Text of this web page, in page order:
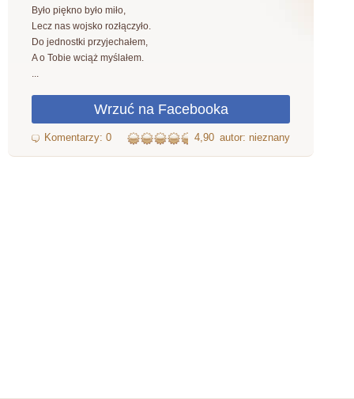
Było piękno było miło,
Lecz nas wojsko rozłączyło.
Do jednostki przyjechałem,
A o Tobie wciąż myślałem.
...
4,90 autor: nieznany